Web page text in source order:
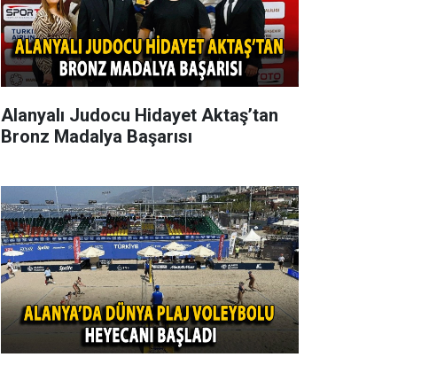
Alanyalı Judocu Hidayet Aktaş’tan
Bronz Madalya Başarısı